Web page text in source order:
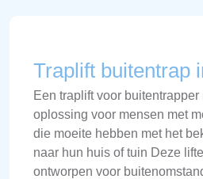
Traplift buitentrap
Een traplift voor
oplossing voor mensen met
die moeite hebben met het
naar hun huis of tuin Deze
ontworpen voor